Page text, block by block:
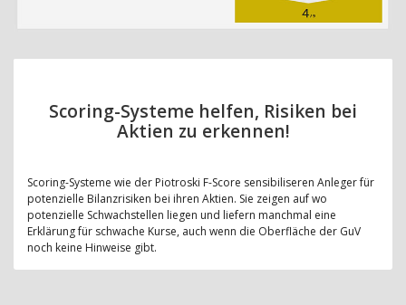
Scoring-Systeme helfen, Risiken bei
Aktien zu erkennen!
Scoring-Systeme wie der Piotroski F-Score sensibiliseren Anleger für
potenzielle Bilanzrisiken bei ihren Aktien. Sie zeigen auf wo
potenzielle Schwachstellen liegen und liefern manchmal eine
Erklärung für schwache Kurse, auch wenn die Oberfläche der GuV
noch keine Hinweise gibt.